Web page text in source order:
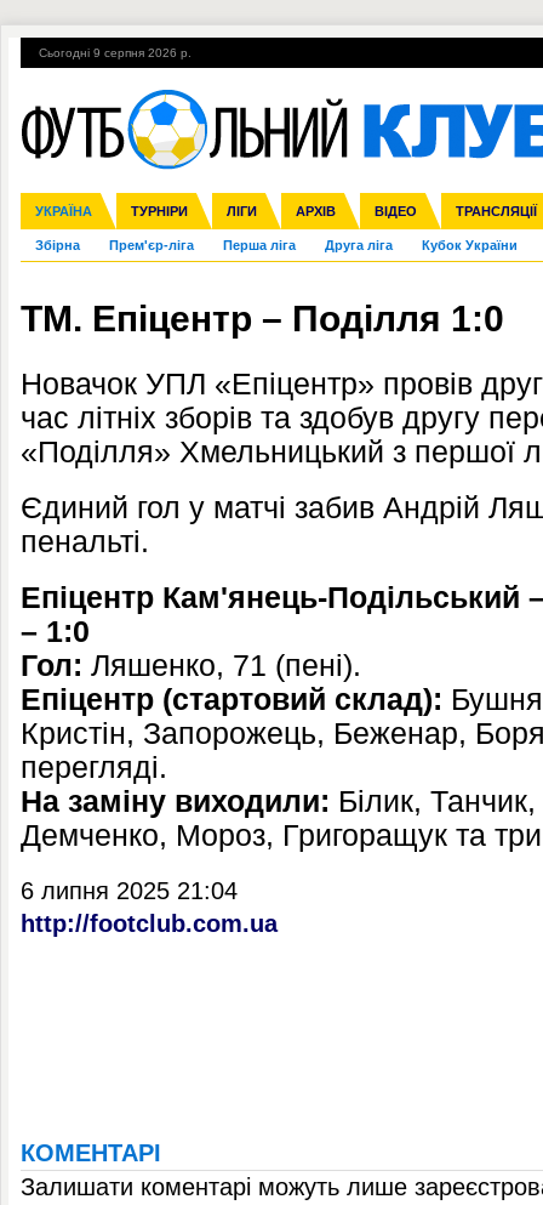
Сьогодні 9 серпня 2026 р.
УКРАЇНА ТУРНІРИ ЛІГИ АРХІВ ВІДЕО ТРАНСЛЯЦІЇ
Збірна Прем'єр-ліга Перша ліга Друга ліга Кубок України
Ліга чемпіонів Ліга Європи Міжнародні Ліга націй Ліга
Англія Іспанія Італія Німеччина Франція Інші
ЧС-2014 ЄВРО-2016 Росія Кубок конфедерацій ЧЄ-2015 (U-
Гарячі теми УПЛ, 2-й тур ВІЙНА УПЛ-ПЕРЕХОДИ
ТМ. Епіцентр – Поділля 1:0
Новачок УПЛ «Епіцентр» провів
час літніх зборів та здобув другу
«Поділля» Хмельницький з першої
Єдиний гол у матчі забив Андрій
пенальті.
Епіцентр Кам'янець-Подільський
– 1:0
Гол: Ляшенко, 71 (пені).
Епіцентр (стартовий склад):
Кристін, Запорожець, Беженар,
перегляді.
На заміну виходили: Білик,
Демченко, Мороз, Григоращук та три
6 липня 2025 21:04
http://footclub.com.ua
КОМЕНТАРІ
Залишати коментарі можуть лише